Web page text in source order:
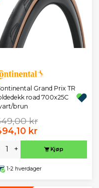
Grand Prix TR
road 700x25C
brun
kr
kr
+ Kjøp
1-2 hverdager